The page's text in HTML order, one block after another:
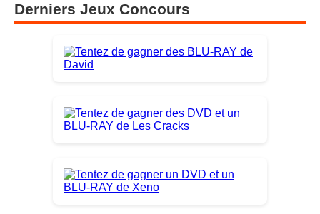
Derniers Jeux Concours